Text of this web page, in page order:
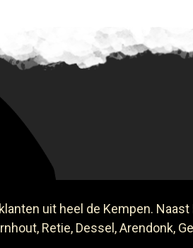
uit heel de Kempen.
Retie, Dessel, Arendonk,